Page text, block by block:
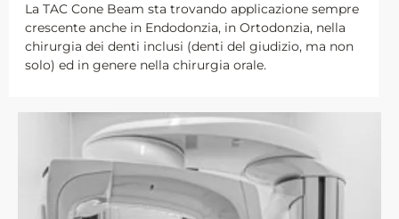
La TAC Cone Beam sta trovando applicazione sempre
crescente anche in Endodonzia, in Ortodonzia, nella
chirurgia dei denti inclusi (denti del giudizio, ma non
solo) ed in genere nella chirurgia orale.